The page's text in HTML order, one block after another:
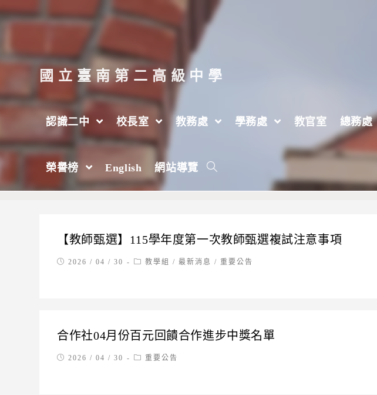
跳
至
要
內
容
國立臺南第二高級中學
認識二中 校長室 教務處 學務處 教官室 總務處
榮譽榜 English 網站導覽
每日彙整: 2026 / 04 / 30
2026 年 > 4 月 > 30 日
【教師甄選】115學年度第一次教師甄選複試注意事項
Post2026 / 04 / 30
Post教學組 / 最新消息 / 重要公告
合作社04月份百元回饋合作進步中獎名單
Post2026 / 04 / 30
Post重要公告